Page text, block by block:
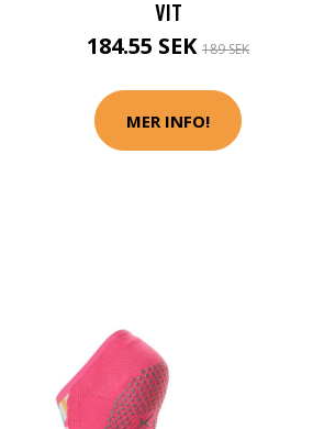
VIT
184.55 SEK 189 SEK
MER INFO!